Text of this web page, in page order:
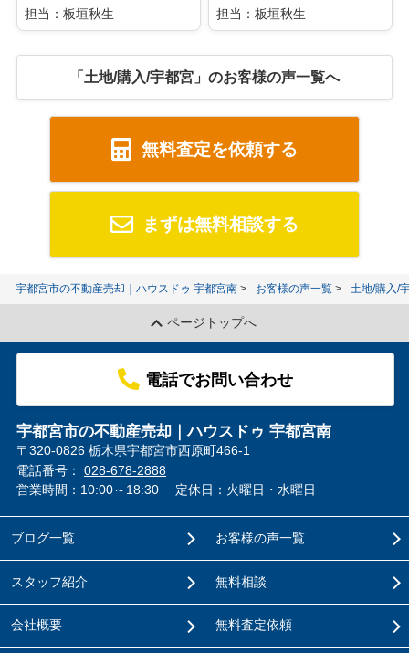
担当：板垣秋生 担当：板垣秋生
「土地/購入/宇都宮」のお客様の声一覧へ
無料査定を依頼する
まずは無料相談する
宇都宮市の不動産売却｜ハウスドゥ 宇都宮南 お客様の声一覧 土地/購入/
ページトップへ
電話でお問い合わせ
宇都宮市の不動産売却｜ハウスドゥ 宇都宮南
〒320-0826 栃木県宇都宮市西原町466-1
電話番号： 028-678-2888
営業時間：10:00～18:30
定休日：火曜日・水曜日
ブログ一覧
スタッフ紹介
会社概要
お客様の声一覧
無料相談
無料査定依頼